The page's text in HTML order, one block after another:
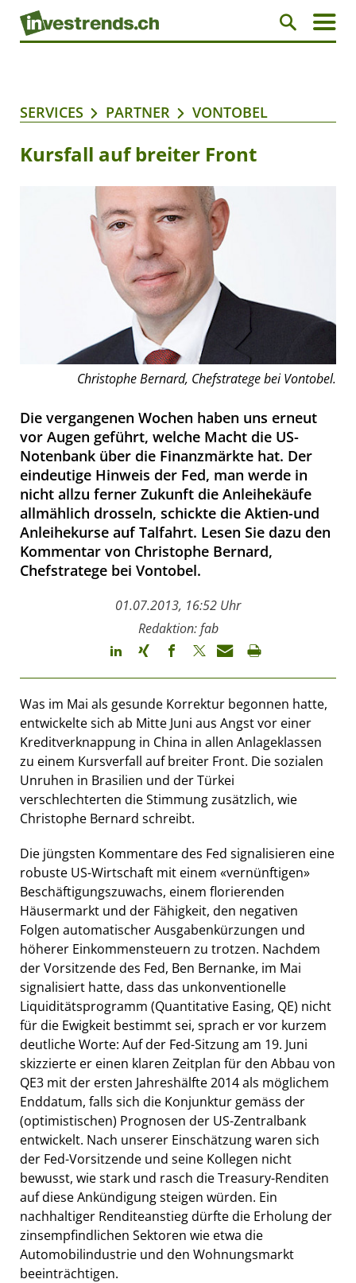
SERVICES PARTNER VONTOBEL
Kursfall auf breiter Front
Christophe Bernard, Chefstratege bei Vontobel.
Die vergangenen Wochen haben uns erneut
vor Augen geführt, welche Macht die US-
Notenbank über die Finanzmärkte hat. Der
eindeutige Hinweis der Fed, man werde in
nicht allzu ferner Zukunft die Anleihekäufe
allmählich drosseln, schickte die Aktien-und
Anleihekurse auf Talfahrt. Lesen Sie dazu den
Kommentar von Christophe Bernard,
Chefstratege bei Vontobel.
01.07.2013, 16:52 Uhr
Redaktion: fab
Was im Mai als gesunde Korrektur begonnen hatte,
entwickelte sich ab Mitte Juni aus Angst vor einer
Kreditverknappung in China in allen Anlageklassen
zu einem Kursverfall auf breiter Front. Die sozialen
Unruhen in Brasilien und der Türkei
verschlechterten die Stimmung zusätzlich, wie
Christophe Bernard schreibt.
Die jüngsten Kommentare des Fed signalisieren eine
robuste US-Wirtschaft mit einem «vernünftigen»
Beschäftigungszuwachs, einem florierenden
Häusermarkt und der Fähigkeit, den negativen
Folgen automatischer Ausgabenkürzungen und
höherer Einkommensteuern zu trotzen. Nachdem
der Vorsitzende des Fed, Ben Bernanke, im Mai
signalisiert hatte, dass das unkonventionelle
Liquiditätsprogramm (Quantitative Easing, QE) nicht
für die Ewigkeit bestimmt sei, sprach er vor kurzem
deutliche Worte: Auf der Fed-Sitzung am 19. Juni
skizzierte er einen klaren Zeitplan für den Abbau von
QE3 mit der ersten Jahreshälfte 2014 als möglichem
Enddatum, falls sich die Konjunktur gemäss der
(optimistischen) Prognosen der US-Zentralbank
entwickelt. Nach unserer Einschätzung waren sich
der Fed-Vorsitzende und seine Kollegen nicht
bewusst, wie stark und rasch die Treasury-Renditen
auf diese Ankündigung steigen würden. Ein
nachhaltiger Renditeanstieg dürfte die Erholung der
zinsempfindlichen Sektoren wie etwa die
Automobilindustrie und den Wohnungsmarkt
beeinträchtigen.